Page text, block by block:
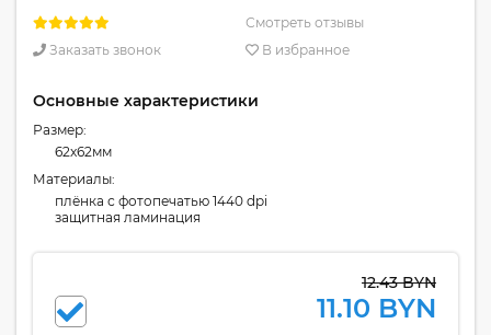
Смотреть отзывы
Заказать звонок
В избранное
Основные характеристики
Размер:
62x62мм
Материалы:
плёнка с фотопечатью 1440 dpi
защитная ламинация
12.43 BYN
11.10 BYN